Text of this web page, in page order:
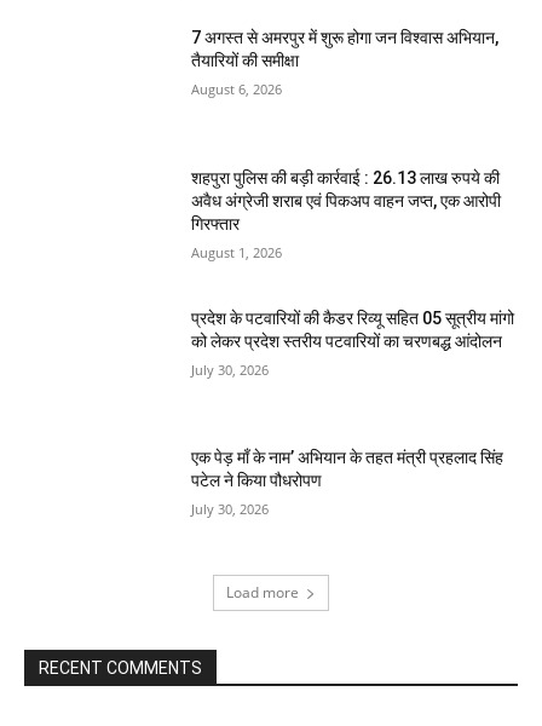
7 अगस्त से अमरपुर में शुरू होगा जन विश्वास अभियान,
तैयारियों की समीक्षा
August 6, 2026
शहपुरा पुलिस की बड़ी कार्रवाई : 26.13 लाख रुपये की
अवैध अंग्रेजी शराब एवं पिकअप वाहन जप्त, एक आरोपी
गिरफ्तार
August 1, 2026
प्रदेश के पटवारियों की कैडर रिव्यू सहित 05 सूत्रीय मांगो
को लेकर प्रदेश स्तरीय पटवारियों का चरणबद्ध आंदोलन
July 30, 2026
एक पेड़ माँ के नाम’ अभियान के तहत मंत्री प्रहलाद सिंह
पटेल ने किया पौधरोपण
July 30, 2026
Load more
RECENT COMMENTS